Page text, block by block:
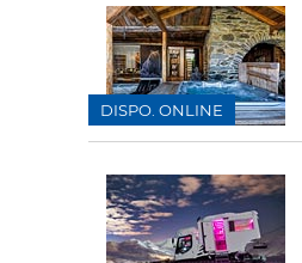
DISPO. ONLINE